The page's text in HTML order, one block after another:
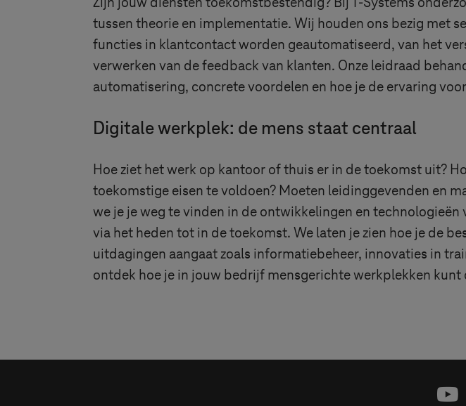
tussen theorie en implementatie. Wij houden ons bezig met
functies in klantcontact worden geautomatiseerd, van het
verwerken van de feedback van klanten. Onze leidraad
automatisering, concrete voordelen en hoe je de ervaring
Digitale werkplek: de mens staat centraal
Hoe ziet het werk op kantoor of thuis er in de toekomst uit?
toekomstige eisen te voldoen? Moeten leidinggevenden en
we je je weg te vinden in de ontwikkelingen en
via het heden tot in de toekomst. We laten je zien hoe je de
uitdagingen aangaat zoals informatiebeheer, innovaties in
ontdek hoe je in jouw bedrijf mensgerichte werkplekken